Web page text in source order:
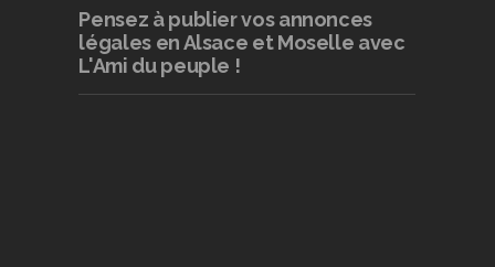
Pensez à publiervos annonces
légales en Alsace et Moselle avec
L'Ami du peuple !